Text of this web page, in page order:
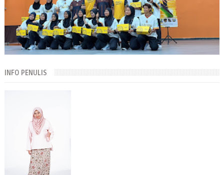
INFO PENULIS